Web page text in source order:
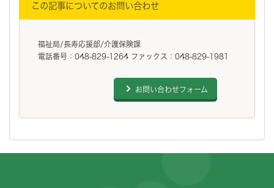
この記事についてのお問い合わせ
福祉局/長寿応援部/介護保険課
電話番号：048-829-1264 ファックス：048-829-1981
お問い合わせフォーム